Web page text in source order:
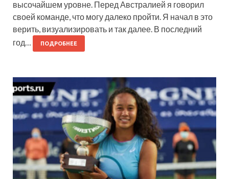
высочайшем уровне. Перед Австралией я говорил
своей команде, что могу далеко пройти. Я начал в это
верить, визуализировать и так далее. В последний
год…
ПОДРОБНЕЕ